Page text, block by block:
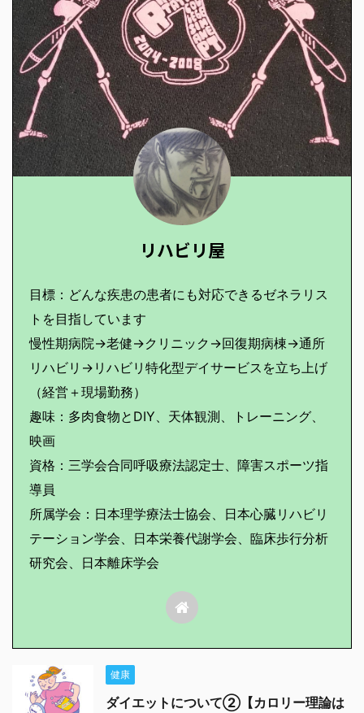
リハビリ屋
目標：どんな疾患の患者にも対応できるゼネラリス
トを目指しています
慢性期病院→老健→クリニック→回復期病棟→通所
リハビリ→リハビリ特化型デイサービスを立ち上げ
（経営＋現場勤務）
趣味：多肉食物とDIY、天体観測、トレーニング、
映画
資格：三学会合同呼吸療法認定士、障害スポーツ指
導員
所属学会：日本理学療法士協会、日本心臓リハビリ
テーション学会、日本栄養代謝学会、臨床歩行分析
研究会、日本離床学会
健康
ダイエットについて②【カロリー理論は